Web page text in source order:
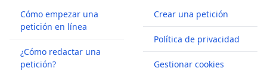
Cómo empezar una
petición en línea
¿Cómo redactar una
petición?
Crear una petición
Política de privacidad
Gestionar cookies